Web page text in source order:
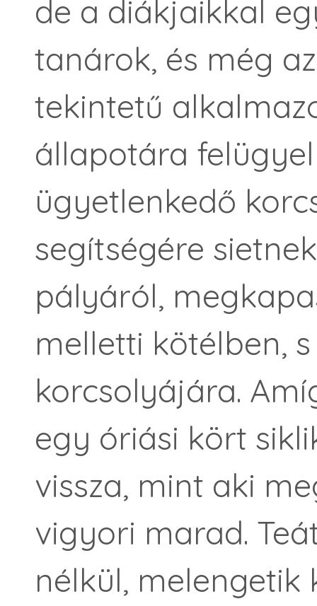
de a diákjaikkal
tanárok, és még
tekintetű
állapotára
ügyetlenkedő
segítségére
pályáról,
melletti kötélben,
korcsolyájára.
egy óriási kört
vissza, mint aki
vigyori marad.
nélkül, melengetik